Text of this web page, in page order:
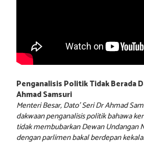
Penganalisis Politik Tidak Berada
Ahmad Samsuri
Menteri Besar, Dato’ Seri Dr Ahmad
dakwaan penganalisis politik bahawa
tidak membubarkan Dewan Undangan
dengan parlimen bakal berdepan